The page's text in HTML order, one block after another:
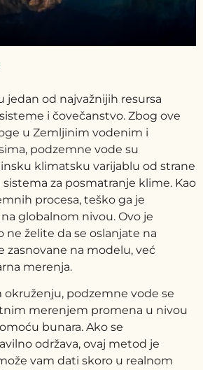
jedan od najvažnijih resursa
i čovečanstvo. Zbog ove
u Zemljinim vodenim i
podzemne vode su
klimatsku varijablu od strane
sistema za posmatranje klime. Kao
procesa, teško ga je
globalnom nivou. Ovo je
ne želite da se oslanjate na
zasnovane na modelu, već
merenja.
okruženju, podzemne vode se
merenjem promena u nivou
bunara. Ako se
održava, ovaj metod je
vam dati skoro u realnom